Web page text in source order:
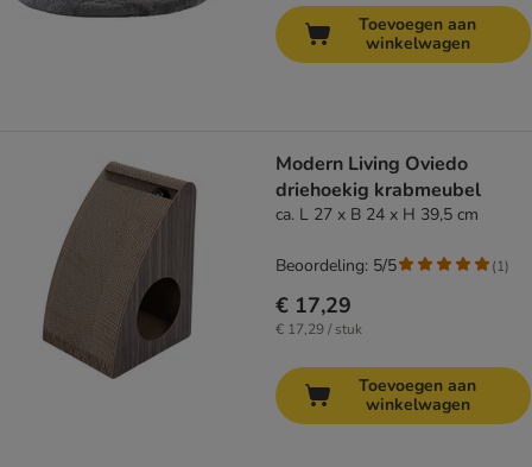
Toevoegen aan
winkelwagen
Modern Living Oviedo
driehoekig krabmeubel
ca. L 27 x B 24 x H 39,5 cm
€ 17,29
€ 17,29 / stuk
Beoordeling: 5/5 (1)
Toevoegen aan
winkelwagen